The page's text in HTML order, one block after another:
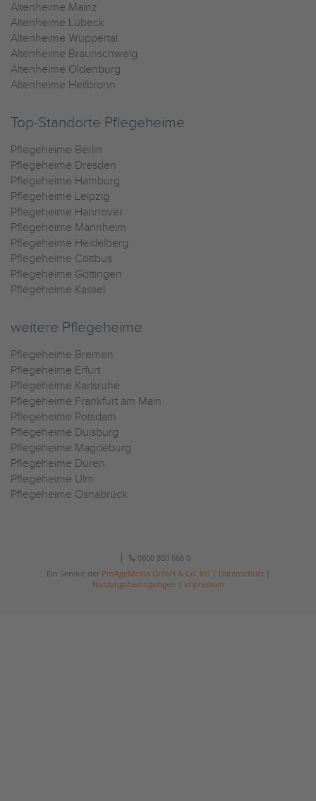
Altenheime Mainz
Altenheime Lübeck
Altenheime Wuppertal
Altenheime Braunschweig
Altenheime Oldenburg
Altenheime Heilbronn
Top-Standorte Pflegeheime
Pflegeheime Berlin
Pflegeheime Dresden
Pflegeheime Hamburg
Pflegeheime Leipzig
Pflegeheime Hannover
Pflegeheime Mannheim
Pflegeheime Heidelberg
Pflegeheime Cottbus
Pflegeheime Göttingen
Pflegeheime Kassel
weitere Pflegeheime
Pflegeheime Bremen
Pflegeheime Erfurt
Pflegeheime Karlsruhe
Pflegeheime Frankfurt am Main
Pflegeheime Potsdam
Pflegeheime Duisburg
Pflegeheime Magdeburg
Pflegeheime Düren
Pflegeheime Ulm
Pflegeheime Osnabrück
0800 800 666 0
Ein Service der ProAgeMedia GmbH & Co. KG Datenschutz|
Nutzungsbedingungen
Impressum